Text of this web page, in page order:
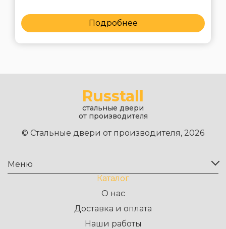
Подробнее
Russtall
стальные двери
от производителя
© Стальные двери от производителя, 2026
Меню
Каталог
О нас
Доставка и оплата
Наши работы